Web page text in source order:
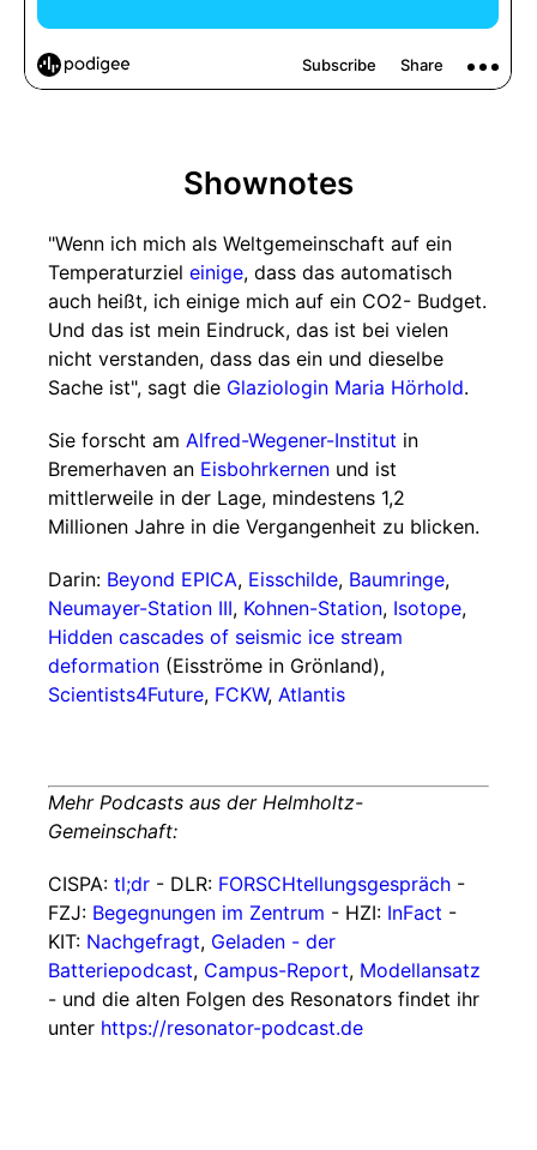
Shownotes
"Wenn ich mich als Weltgemeinschaft auf ein
Temperaturziel einige, dass das automatisch
auch heißt, ich einige mich auf ein CO2- Budget.
Und das ist mein Eindruck, das ist bei vielen
nicht verstanden, dass das ein und dieselbe
Sache ist", sagt die Glaziologin Maria Hörhold.
Sie forscht am Alfred-Wegener-Institut in
Bremerhaven an Eisbohrkernen und ist
mittlerweile in der Lage, mindestens 1,2
Millionen Jahre in die Vergangenheit zu blicken.
Darin: Beyond EPICA, Eisschilde, Baumringe,
Neumayer-Station III, Kohnen-Station, Isotope,
Hidden cascades of seismic ice stream
deformation (Eisströme in Grönland),
Scientists4Future, FCKW, Atlantis
Mehr Podcasts aus der Helmholtz-
Gemeinschaft:
CISPA: tl;dr - DLR: FORSCHtellungsgespräch -
FZJ: Begegnungen im Zentrum - HZI: InFact -
KIT: Nachgefragt, Geladen - der
Batteriepodcast, Campus-Report, Modellansatz
- und die alten Folgen des Resonators findet ihr
unter https://resonator-podcast.de